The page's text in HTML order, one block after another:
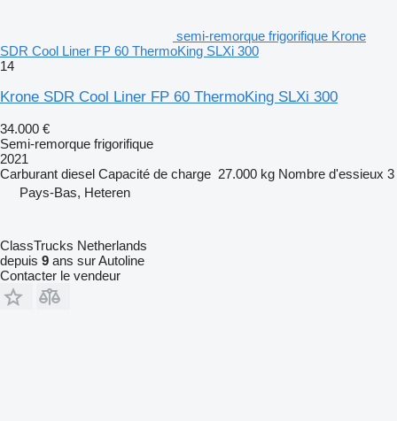
semi-remorque frigorifique Krone
SDR Cool Liner FP 60 ThermoKing SLXi 300
14
Krone SDR Cool Liner FP 60 ThermoKing SLXi 300
34.000 €
Semi-remorque frigorifique
2021
Carburant diesel Capacité de charge 27.000 kg Nombre d'essieux 3
Pays-Bas, Heteren
ClassTrucks Netherlands
depuis 9 ans sur Autoline
Contacter le vendeur